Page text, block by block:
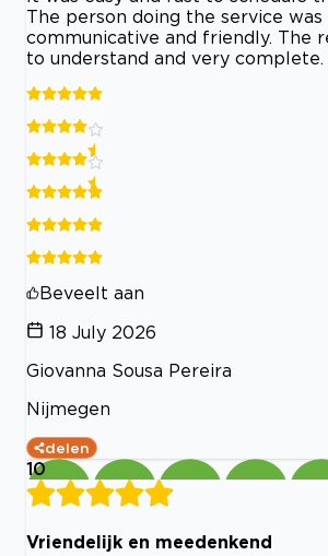
The person doing the service was
communicative and friendly. The
to understand and very complete.
Beveelt aan
18 July 2026
Giovanna Sousa Pereira
Nijmegen
delen
10
Vriendelijk en meedenkend